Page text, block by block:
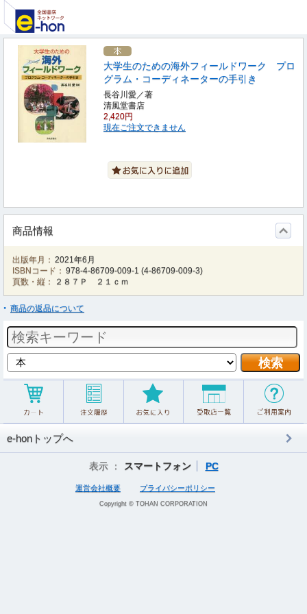
大学生のための海外フィールドワーク プロ
グラム・コーディネーターの手引き
長谷川愛／著
清風堂書店
2,420円
現在ご注文できません
商品情報
出版年月： 2021年6月
ISBNコード： 978-4-86709-009-1 (4-86709-009-3)
頁数・縦：
２８７Ｐ ２１ｃｍ
商品の返品について
e-honトップへ
表示 ： スマートフォン PC
運営会社概要 プライバシーポリシー
Copyright © TOHAN CORPORATION